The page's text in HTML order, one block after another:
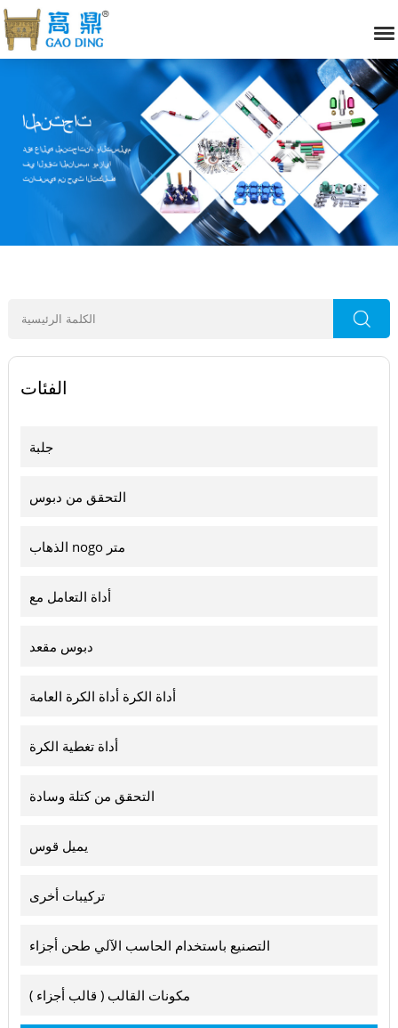
الفئات
جلبة
التحقق من دبوس
الذهاب nogo متر
أداة التعامل مع
دبوس مقعد
أداة الكرة أداة الكرة العامة
أداة تغطية الكرة
التحقق من كتلة وسادة
يميل قوس
تركيبات أخرى
التصنيع باستخدام الحاسب الآلي طحن أجزاء
مكونات القالب ( قالب أجزاء )